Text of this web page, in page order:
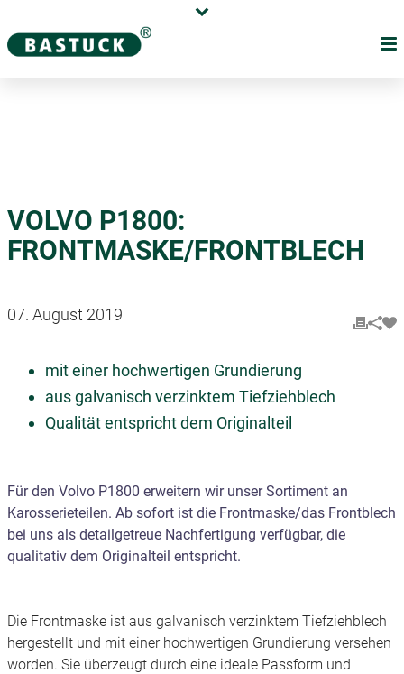
Händler
VOLVO P1800:
FRONTMASKE/FRONTBLECH
07. August 2019
mit einer hochwertigen Grundierung
aus galvanisch verzinktem Tiefziehblech
Qualität entspricht dem Originalteil
Für den Volvo P1800 erweitern wir unser Sortiment an
Karosserieteilen. Ab sofort ist die Frontmaske/das Frontblech
bei uns als detailgetreue Nachfertigung verfügbar, die
qualitativ dem Originalteil entspricht.
Die Frontmaske ist aus galvanisch verzinktem Tiefziehblech
hergestellt und mit einer hochwertigen Grundierung versehen
worden. Sie überzeugt durch eine ideale Passform und